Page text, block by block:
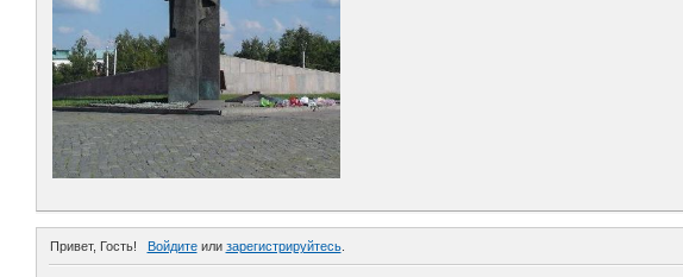
Привет, Гость! Войдитеили зарегистрируйтесь.